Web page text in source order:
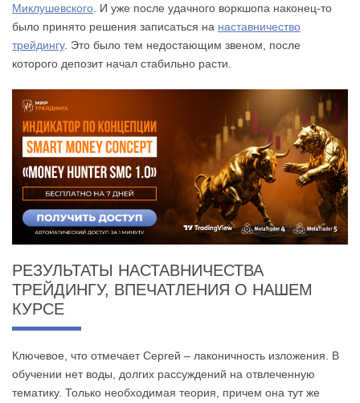
Миклушевского . И уже после удачного воркшопа наконец-то
было принято решения записаться на наставничество
трейдингу. Это было тем недостающим звеном, после
которого депозит начал стабильно расти.
РЕЗУЛЬТАТЫ НАСТАВНИЧЕСТВА
ТРЕЙДИНГУ, ВПЕЧАТЛЕНИЯ О НАШЕМ
КУРСЕ
Ключевое, что отмечает Сергей – лаконичность изложения. В
обучении нет воды, долгих рассуждений на отвлеченную
тематику. Только необходимая теория, причем она тут же